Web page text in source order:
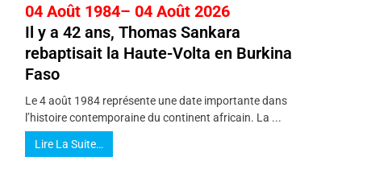
04 Août 1984– 04 Août 2026
Il y a 42 ans, Thomas Sankara
rebaptisait la Haute-Volta en Burkina
Faso
Le 4 août 1984 représente une date importante dans
l’histoire contemporaine du continent africain. La ...
Lire La Suite…